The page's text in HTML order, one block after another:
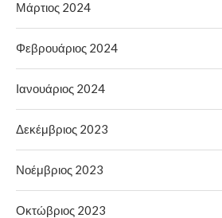
Μάρτιος 2024
Φεβρουάριος 2024
Ιανουάριος 2024
Δεκέμβριος 2023
Νοέμβριος 2023
Οκτώβριος 2023